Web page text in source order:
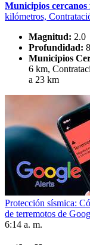
Municipios cercanos
kilómetros,
Magnitud: 2.0
Profundidad:
Municipios
6 km,
a 23 km
Protección sísmica:
de terremotos de
6:14 a. m.